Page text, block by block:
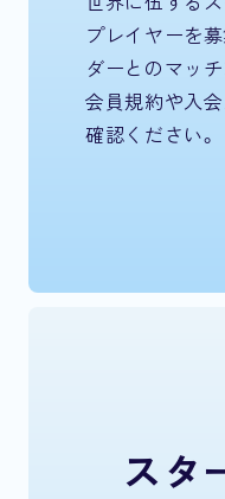
プレイヤーを
ダーとのマッ
会員規約や入
確認ください。
スタ